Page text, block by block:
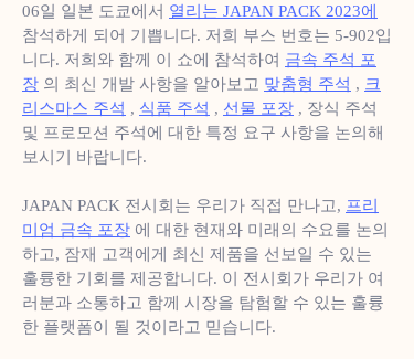
06일 일본 도쿄에서 열리는 JAPAN PACK 2023에
참석하게 되어 기쁩니다. 저희 부스 번호는 5-902입
니다. 저희와 함께 이 쇼에 참석하여 금속 주석 포
장 의 최신 개발 사항을 알아보고 맞춤형 주석 , 크
리스마스 주석 , 식품 주석 , 선물 포장 , 장식 주석
및 프로모션 주석에 대한 특정 요구 사항을 논의해
보시기 바랍니다.
JAPAN PACK 전시회는 우리가 직접 만나고, 프리
미엄 금속 포장 에 대한 현재와 미래의 수요를 논의
하고, 잠재 고객에게 최신 제품을 선보일 수 있는
훌륭한 기회를 제공합니다. 이 전시회가 우리가 여
러분과 소통하고 함께 시장을 탐험할 수 있는 훌륭
한 플랫폼이 될 것이라고 믿습니다.
인증서
지속 가능성
제품